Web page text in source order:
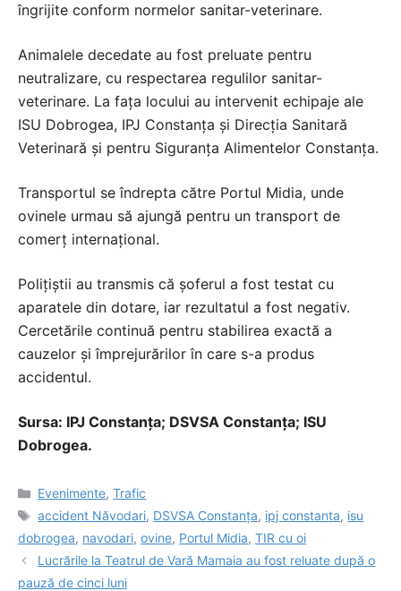
îngrijite conform normelor sanitar-veterinare.
Animalele decedate au fost preluate pentru
neutralizare, cu respectarea regulilor sanitar-
veterinare. La fața locului au intervenit echipaje ale
ISU Dobrogea, IPJ Constanța și Direcția Sanitară
Veterinară și pentru Siguranța Alimentelor Constanța.
Transportul se îndrepta către Portul Midia, unde
ovinele urmau să ajungă pentru un transport de
comerț internațional.
Polițiștii au transmis că șoferul a fost testat cu
aparatele din dotare, iar rezultatul a fost negativ.
Cercetările continuă pentru stabilirea exactă a
cauzelor și împrejurărilor în care s-a produs
accidentul.
Sursa: IPJ Constanța; DSVSA Constanța; ISU
Dobrogea.
Categorii
Evenimente,Trafic
Etichete
accident Năvodari, DSVSA Constanța, ipj constanta, isu
dobrogea, navodari, ovine, Portul Midia, TIR cu oi
Lucrările la Teatrul de Vară Mamaia au fost reluate după o
pauză de cinci luni